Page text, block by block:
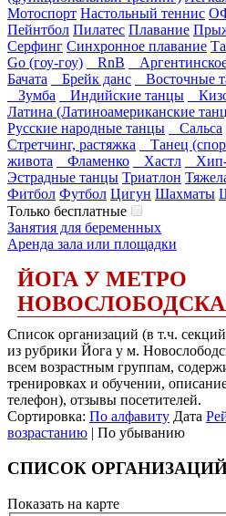
Мотоспорт Настольный теннис
Пейнтбол Пилатес Плавание
Серфинг Синхронное плавание
Go (гоу-гоу)
RnB
Бачата
Брейк данс Восточные
Зумба
Индийские танцы
Латина (Латиноамериканские
Русские народные танцы
Сальса
Стретчинг, растяжка
Танец
живота
Фламенко Хастл
Эстрадные танцы Триатлон
Фитбол Футбол Цигун Шахматы
Только бесплатные
Занятия для беременных
Аренда зала или площадки
ЙОГА У МЕТРО
Список организаций (в т.ч.
из рубрики Йога у м.
всем возрастным группам,
тренировках и обучении,
телефон), отзывы посетителей.
Сортировка: По алфавиту Дата
возрастанию | По убыванию
СПИСОК
Показать на карте